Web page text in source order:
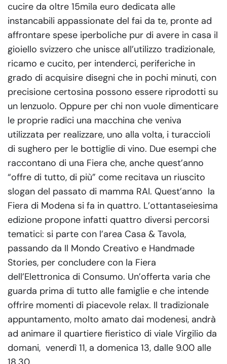
cucire da oltre 15mila euro dedicata alle
instancabili appassionate del fai da te, pronte ad
affrontare spese iperboliche pur di avere in casa il
gioiello svizzero che unisce all’utilizzo tradizionale,
ricamo e cucito, per intenderci, periferiche in
grado di acquisire disegni che in pochi minuti, con
precisione certosina possono essere riprodotti su
un lenzuolo. Oppure per chi non vuole dimenticare
le proprie radici una macchina che veniva
utilizzata per realizzare, uno alla volta, i turaccioli
di sughero per le bottiglie di vino. Due esempi che
raccontano di una Fiera che, anche quest’anno
“offre di tutto, di più” come recitava un riuscito
slogan del passato di mamma RAI. Quest’anno la
Fiera di Modena si fa in quattro. L’ottantaseiesima
edizione propone infatti quattro diversi percorsi
tematici: si parte con l’area Casa & Tavola,
passando da Il Mondo Creativo e Handmade
Stories, per concludere con la Fiera
dell’Elettronica di Consumo. Un’offerta varia che
guarda prima di tutto alle famiglie e che intende
offrire momenti di piacevole relax. Il tradizionale
appuntamento, molto amato dai modenesi, andrà
ad animare il quartiere fieristico di viale Virgilio da
domani, venerdì 11, a domenica 13, dalle 9.00 alle